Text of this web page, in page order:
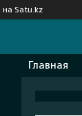
на Satu.kz
Главная